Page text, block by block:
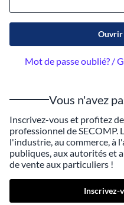
Ouvrir
Mot de passe oublié? /
Vous n'avez
Inscrivez-vous et profitez
professionnel de SECOMP.
l'industrie, au commerce, à
publiques, aux autorités et
de vente aux particuliers !
Inscrivez-